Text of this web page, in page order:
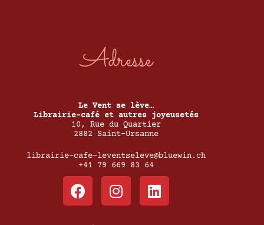
Adresse
Le Vent se lève…
Librairie-café et autres joyeusetés
10, Rue du Quartier
2882 Saint-Ursanne
librairie-cafe-leventseleve@bluewin.ch
+41 79 669 83 64